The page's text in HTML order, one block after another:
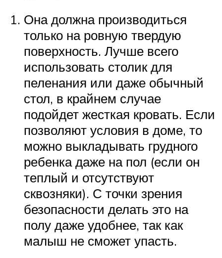
Она должна производиться
только на ровную твердую
поверхность. Лучше всего
использовать столик для
пеленания или даже обычный
стол, в крайнем случае
подойдет жесткая кровать. Если
позволяют условия в доме, то
можно выкладывать грудного
ребенка даже на пол (если он
теплый и отсутствуют
сквозняки). С точки зрения
безопасности делать это на
полу даже удобнее, так как
малыш не сможет упасть.